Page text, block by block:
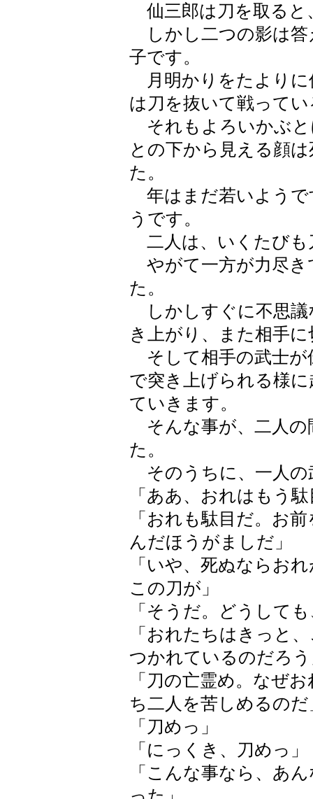
仙三郎は刀を取ると
しかし二つの影は答
子です。
月明かりをたよりに
は刀を抜いて戦って
それもよろいかぶと
との下から見える顔
た。
年はまだ若いようで
うです。
二人は、いくたびも
やがて一方が力尽き
た。
しかしすぐに不思議
き上がり、また相手
そして相手の武士が
で突き上げられる様
ていきます。
そんな事が、二人の
た。
そのうちに、一人の
「ああ、おれはもう
「おれも駄目だ。お
んだほうがましだ」
「いや、死ぬならお
この刀が」
「そうだ。どうして
「おれたちはきっと
つかれているのだろ
「刀の亡霊め。なぜ
ち二人を苦しめるのだ
「刀めっ」
「にっくき、刀めっ」
「こんな事なら、あ